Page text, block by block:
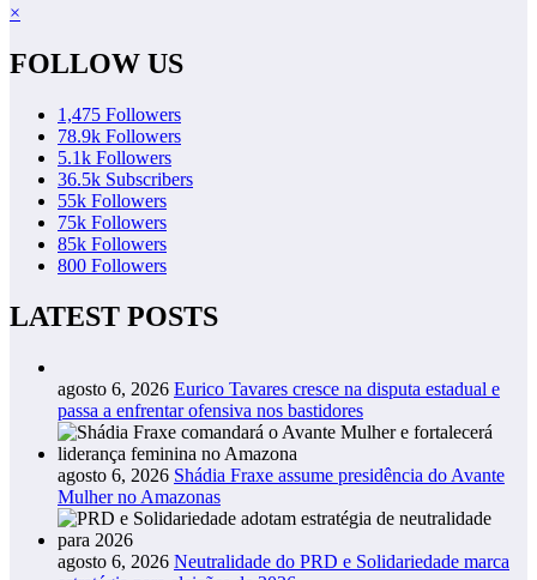
×
FOLLOW US
1,475 Followers
78.9k Followers
5.1k Followers
36.5k Subscribers
55k Followers
75k Followers
85k Followers
800 Followers
LATEST POSTS
agosto 6, 2026 Eurico Tavares cresce na disputa estadual e
passa a enfrentar ofensiva nos bastidores
agosto 6, 2026 Shádia Fraxe assume presidência do Avante
Mulher no Amazonas
agosto 6, 2026 Neutralidade do PRD e Solidariedade marca